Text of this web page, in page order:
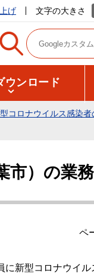
げ 文字の大きさ
ウンロード
コロナウイルス感染
市）の業
ペ
新型コロナウイ